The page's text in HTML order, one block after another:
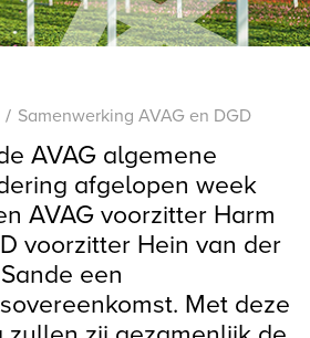
Samenwerking AVAG en DGD
AVAG algemene
afgelopen week
AVAG voorzitter Harm
voorzitter Hein van der
Sande een
Met deze